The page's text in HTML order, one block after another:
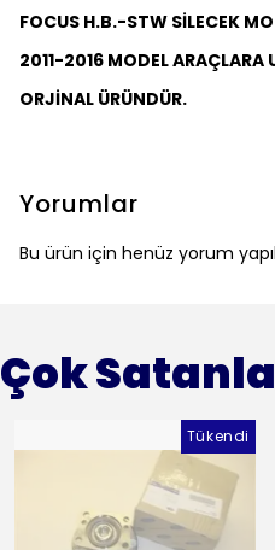
FOCUS H.B.-STW SİLECEK
2011-2016 MODEL ARAÇLARA
ORJİNAL ÜRÜNDÜR.
Yorumlar
Bu ürün için henüz yorum
Çok
Tükendi